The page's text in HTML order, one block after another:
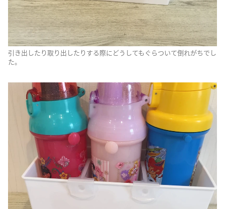
引き出したり取り出したりする際にどうしてもぐらついて倒れがちでし
た。